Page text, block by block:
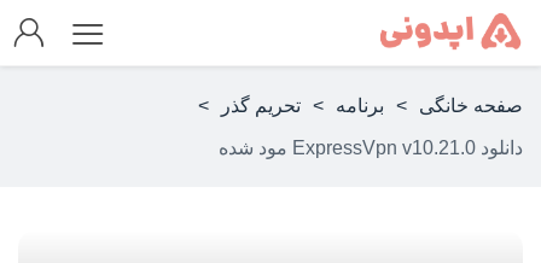
صفحه خانگی > برنامه > تحریم گذر >
دانلود ExpressVpn v10.21.0 مود شده